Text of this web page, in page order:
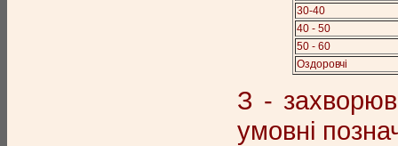
30-40
40 - 50
50 - 60
Оздоровчі
З -
умовні